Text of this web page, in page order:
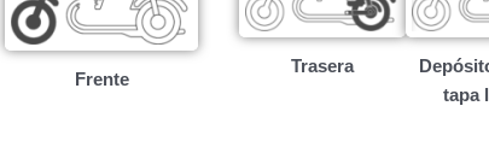
Frente
Trasera
tapa